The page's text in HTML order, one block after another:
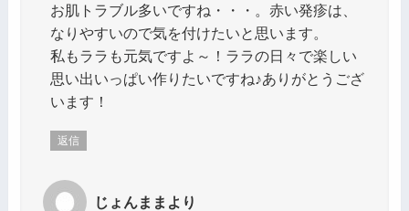
お肌トラブル多いですね・・・。赤い発疹は、
なりやすいので気を付けたいと思います。
私もララも元気ですよ～！ララの日々で楽しい
思い出いっぱい作りたいですね♪ありがとうござ
います！
返信
じょんままより